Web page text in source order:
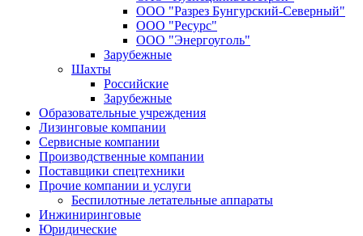
ООО "Разрез Бунгурский-Северный"
ООО "Ресурс"
ООО "Энергоуголь"
Зарубежные
Шахты
Российские
Зарубежные
Образовательные учреждения
Лизинговые компании
Сервисные компании
Производственные компании
Поставщики спецтехники
Прочие компании и услуги
Беспилотные летательные аппараты
Инжиниринговые
Юридические